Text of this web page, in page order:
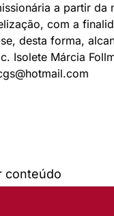
a partir
com a
desta forma,
Isolete Márcia
conteúdo